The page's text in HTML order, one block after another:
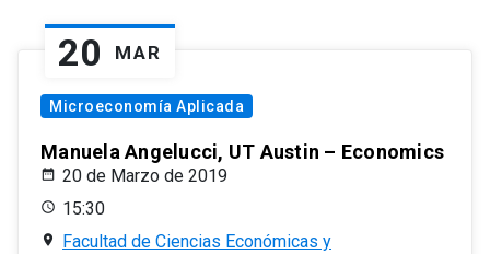
20 MAR
Microeconomía Aplicada
Manuela Angelucci, UT Austin – Economics
20 de Marzo de 2019
15:30
Facultad de Ciencias Económicas y